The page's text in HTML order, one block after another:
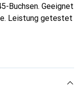
Buchsen. Geeignet
Leistung getestet